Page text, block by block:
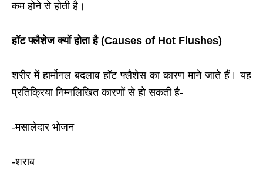
कम होने से होती है।
हॉट फ्लैशेजक्यों होता है (Causes of Hot Flushes)
शरीर में हार्मोनल बदलाव हॉट फ्लैशेस का कारण माने जाते हैं। यह
प्रतिक्रिया निम्नलिखित कारणों से हो सकती है-
-मसालेदार भोजन
-शराब